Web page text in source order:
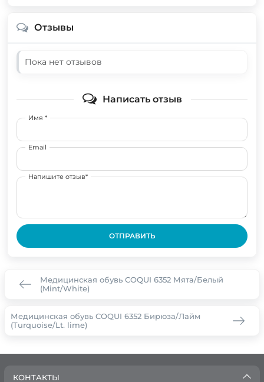
Отзывы
Пока нет отзывов
Написать отзыв
Имя *
Email
Напишите отзыв*
ОТПРАВИТЬ
Медицинская обувь COQUI 6352 Мята/Белый
(Mint/White)
Медицинская обувь COQUI 6352 Бирюза/Лайм
(Turquoise/Lt. lime)
КОНТАКТЫ